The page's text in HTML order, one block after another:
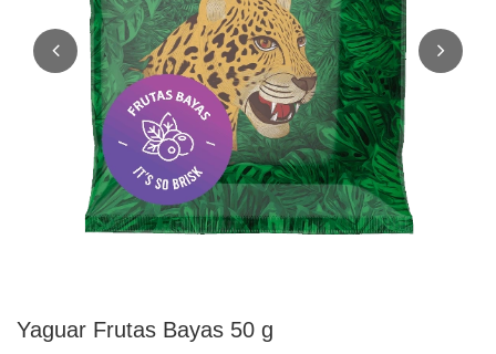
Yaguar Frutas Bayas 50 g